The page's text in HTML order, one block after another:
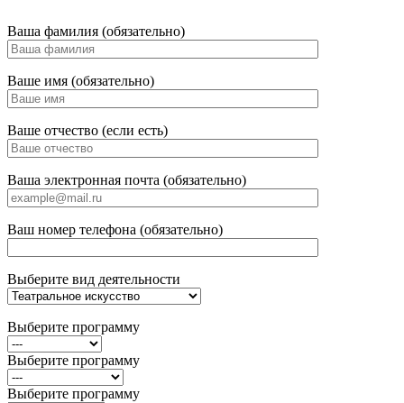
Ваша фамилия (обязательно)
Ваше имя (обязательно)
Ваше отчество (если есть)
Ваша электронная почта (обязательно)
Ваш номер телефона (обязательно)
Выберите вид деятельности
Выберите программу
Выберите программу
Выберите программу